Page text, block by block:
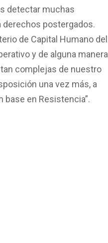
detectar muchas
derechos postergados.
de Capital Humano del
y de alguna manera
complejas de nuestro
una vez más, a
base en Resistencia”.